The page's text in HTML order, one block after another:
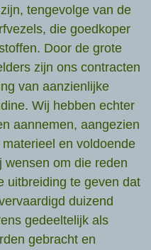
tengevolge van de
die goedkoper
Door de grote
zijn ons contracten
van aanzienlijke
Wij hebben echter
aannemen, aangezien
en voldoende
wensen om die reden
uitbreiding te geven dat
duizend
gedeeltelijk als
gebracht en